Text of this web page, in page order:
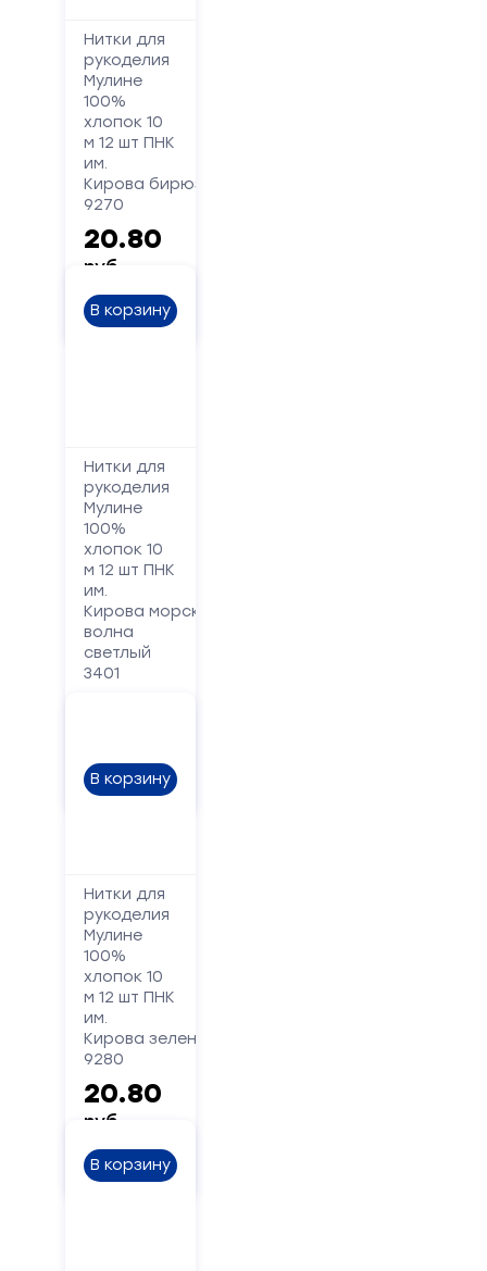
Нитки для
рукоделия
Мулине
100%
хлопок 10
м 12 шт ПНК
им.
Кирова бирюзовый
9270
20.80
руб.
В корзину
Нитки для
рукоделия
Мулине
100%
хлопок 10
м 12 шт ПНК
им.
Кирова морская
волна
светлый
3401
В корзину
Нитки для
рукоделия
Мулине
100%
хлопок 10
м 12 шт ПНК
им.
Кирова зеленый
9280
20.80
руб.
В корзину